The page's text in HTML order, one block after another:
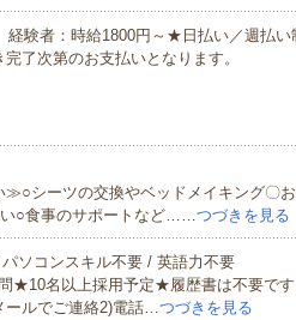
験者：時給1800円～★日払い／週払い
了次第のお支払いとなります。
シーツの交換やベッドメイキング〇
○食事のサポートなど……つづきを見る
ソコンスキル不要 / 英語力不要
★10名以上採用予定★履歴書は不要で
ールでご連絡2)電話…つづきを見る